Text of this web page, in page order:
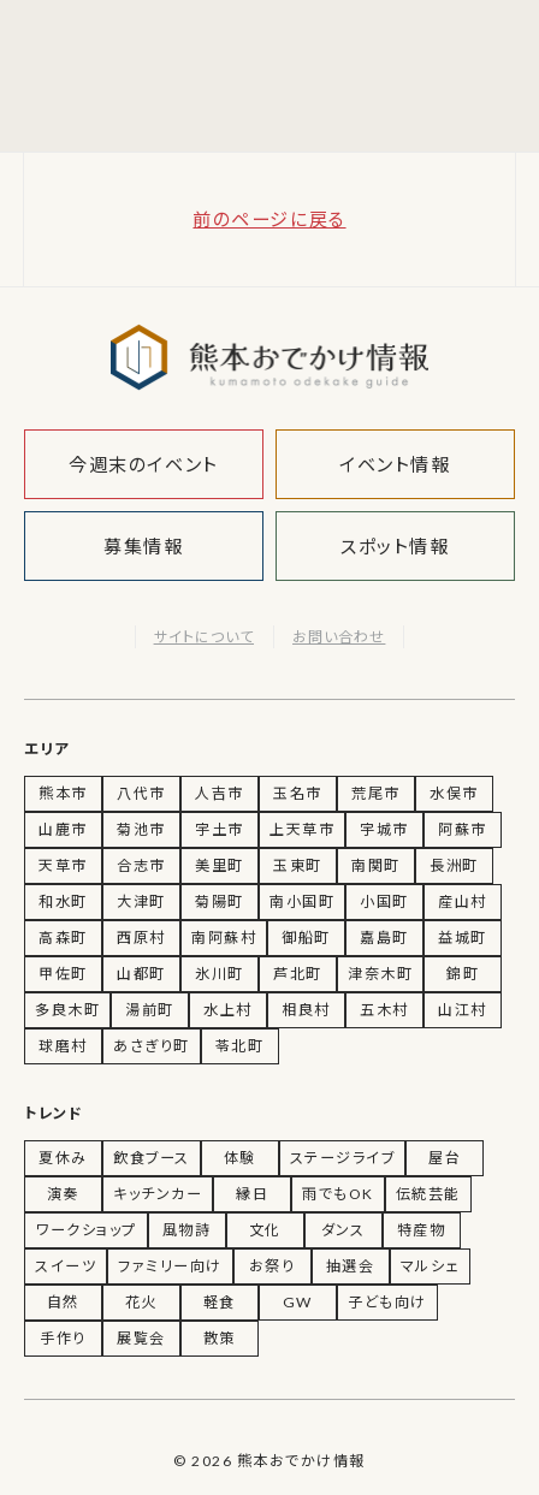
前のページに戻る
今週末のイベント イベント情報
募集情報 スポット情報
サイトについて お問い合わせ
エリア
熊本市 八代市 人吉市 玉名市 荒尾市
水俣市
山鹿市
菊池市 宇土市 上天草市 宇城市
阿蘇市
天草市
合志市 美里町 玉東町 南関町
長洲町
和水町
大津町 菊陽町 南小国町 小国町
産山村
高森町
西原村 南阿蘇村 御船町 嘉島町
益城町
甲佐町
山都町 氷川町 芦北町 津奈木町
錦町
多良木町
湯前町 水上村 相良村 五木村
山江村
球磨村
あさぎり町 苓北町
トレンド
夏休み 飲食ブース 体験 ステージライブ
屋台
演奏
キッチンカー 縁日 雨でもOK
伝統芸能
ワークショップ
風物詩 文化 ダンス
特産物
スイーツ
ファミリー向け お祭り 抽選会
マルシェ
自然
花火 軽食 GW
子ども向け
手作り
展覧会 散策
© 2026 熊本おでかけ情報